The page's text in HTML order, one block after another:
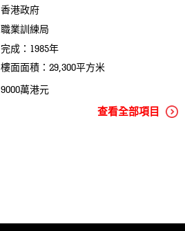
香港政府
職業訓練局
完成：1985年
樓面面積：29,300平方米
9000萬港元
查看全部項目